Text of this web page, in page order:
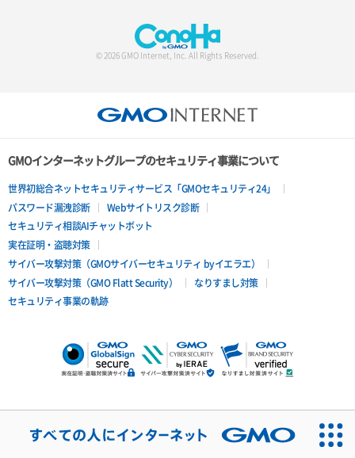
© 2026 GMO Internet, Inc. All Rights Reserved.
GMOインターネットグループのセキュリティ事業について
世界初総合ネットセキュリティサービス「GMOセキュリティ24」
パスワード漏洩診断
Webサイトリスク診断
セキュリティ相談AIチャットボット
実在証明・盗聴対策
サイバー攻撃対策（GMOサイバーセキュリティ byイエラエ）
サイバー攻撃対策（GMO Flatt Security）
なりすまし対策
セキュリティ事業の軌跡